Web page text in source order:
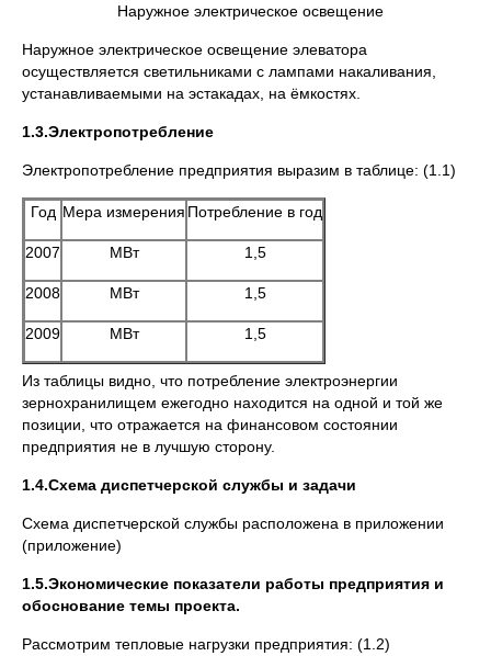
Наружное электрическое освещение
Наружное электрическое освещение элеватора
осуществляется светильниками с лампами накаливания,
устанавливаемыми на эстакадах, на ёмкостях.
1.3.Электропотребление
Электропотребление предприятия выразим в таблице: (1.1)
Год Мера измерения Потребление в год
2007 МВт 1,5
2008 МВт 1,5
2009 МВт 1,5
Из таблицы видно, что потребление электроэнергии
зернохранилищем ежегодно находится на одной и той же
позиции, что отражается на финансовом состоянии
предприятия не в лучшую сторону.
1.4.Схема диспетчерской службы и задачи
Схема диспетчерской службы расположена в приложении
(приложение)
1.5.Экономические показатели работы предприятия и
обоснование темы проекта.
Рассмотрим тепловые нагрузки предприятия: (1.2)